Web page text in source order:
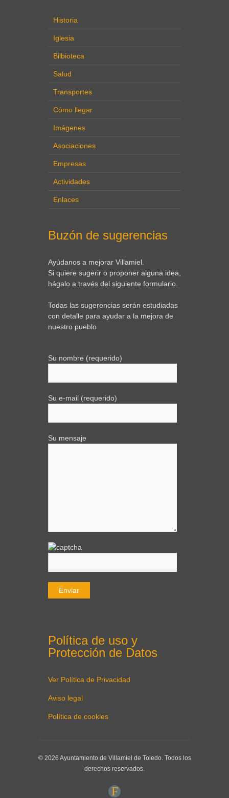
Historia
Iglesia
Bilbioteca
Salud
Transportes
Cómo llegar
Imágenes
Asociaciones
Empresas
Actividades
Enlaces
Buzón de sugerencias
Ayúdanos a mejorar Villamiel.
Si quiere sugerir o proponer alguna idea,
hágalo a través del siguiente formulario.
Todas las sugerencias serán estudiadas
con detalle para ayudar a la mejora de
nuestro pueblo.
Su nombre (requerido)
Su e-mail (requerido)
Su mensaje
Política de uso y
Protección de Datos
Ver Política de Privacidad
Aviso legal
Política de cookies
© 2026 Ayuntamiento de Villamiel de Toledo. Todos los
derechos reservados.
F